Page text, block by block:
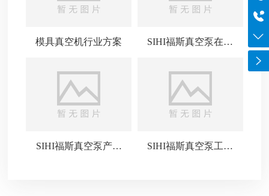
模具真空机行业方案
SIHI福斯真空泵在各
SIHI福斯真空泵产品
SIHI福斯真空泵工作
18565644125